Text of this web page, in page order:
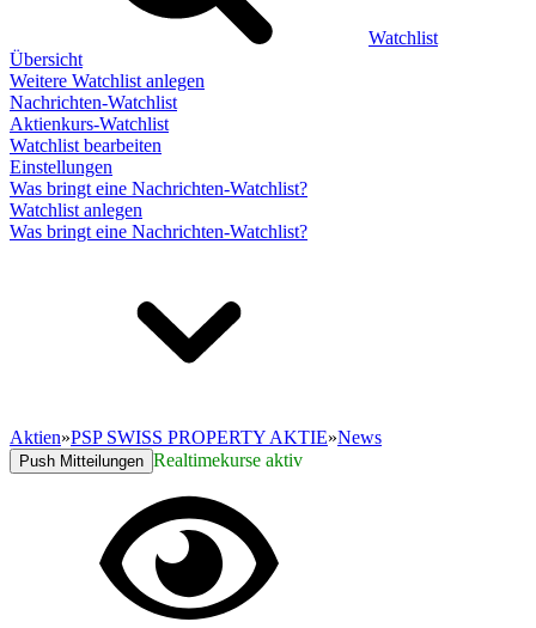
Watchlist
Übersicht
Weitere Watchlist anlegen
Nachrichten-Watchlist
Aktienkurs-Watchlist
Watchlist bearbeiten
Einstellungen
Was bringt eine Nachrichten-Watchlist?
Watchlist anlegen
Was bringt eine Nachrichten-Watchlist?
Aktien»PSP SWISS PROPERTY AKTIE»News
Push Mitteilungen Realtimekurse aktiv